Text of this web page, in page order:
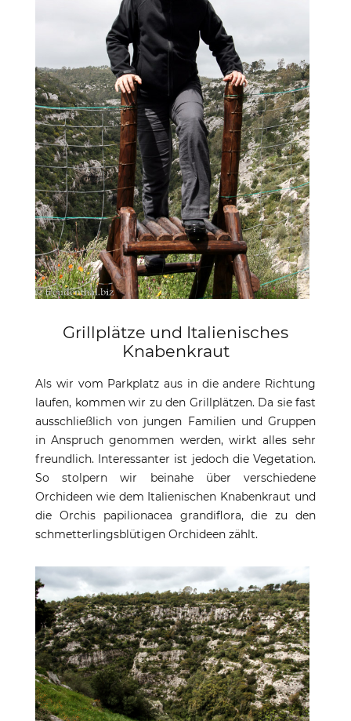
Grillplätze und Italienisches
Knabenkraut
Als wir vom Parkplatz aus in die andere Richtung
laufen, kommen wir zu den Grillplätzen. Da sie fast
ausschließlich von jungen Familien und Gruppen
in Anspruch genommen werden, wirkt alles sehr
freundlich. Interessanter ist jedoch die Vegetation.
So stolpern wir beinahe über verschiedene
Orchideen wie dem Italienischen Knabenkraut und
die Orchis papilionacea grandiflora, die zu den
schmetterlingsblütigen Orchideen zählt.